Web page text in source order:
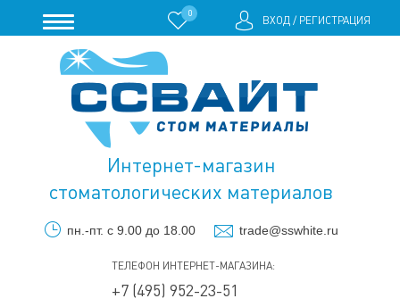
0
ВХОД/ РЕГИСТРАЦИЯ
Интернет-магазин
стоматологических материалов
пн.-пт. с 9.00 до 18.00 trade@sswhite.ru
ТЕЛЕФОН ИНТЕРНЕТ-МАГАЗИНА:
+7 (495) 952-23-51